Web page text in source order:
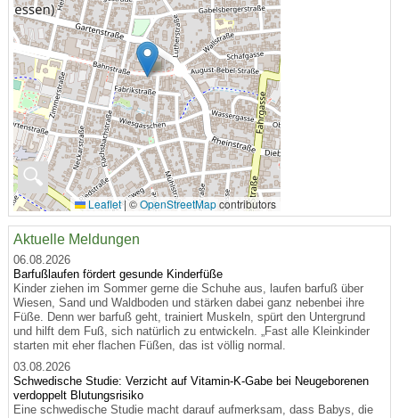
🔍
Leaflet|©OpenStreetMapcontributors
Aktuelle Meldungen
06.08.2026
Barfußlaufen fördert gesunde Kinderfüße
Kinder ziehen im Sommer gerne die Schuhe aus, laufen barfuß über
Wiesen, Sand und Waldboden und stärken dabei ganz nebenbei ihre
Füße. Denn wer barfuß geht, trainiert Muskeln, spürt den Untergrund
und hilft dem Fuß, sich natürlich zu entwickeln. „Fast alle Kleinkinder
starten mit eher flachen Füßen, das ist völlig normal.
03.08.2026
Schwedische Studie: Verzicht auf Vitamin-K-Gabe bei Neugeborenen
verdoppelt Blutungsrisiko
Eine schwedische Studie macht darauf aufmerksam, dass Babys, die